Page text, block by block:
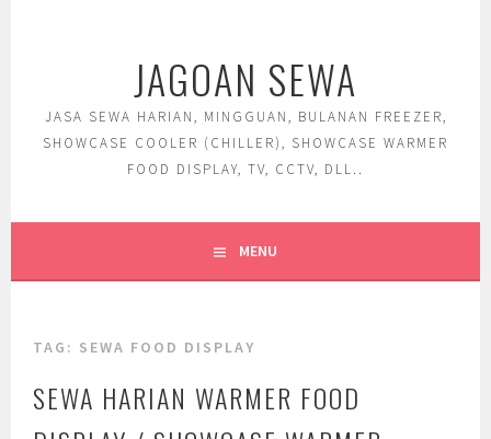
JAGOAN SEWA
JASA SEWA HARIAN, MINGGUAN, BULANAN FREEZER,
SHOWCASE COOLER (CHILLER), SHOWCASE WARMER
FOOD DISPLAY, TV, CCTV, DLL..
MENU
TAG: SEWA FOOD DISPLAY
SEWA HARIAN WARMER FOOD